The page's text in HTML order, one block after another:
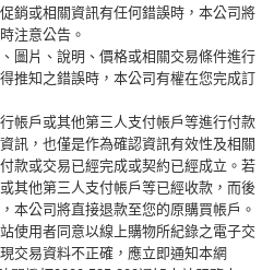
銷或相關資訊有任何錯誤時，本公司將
注意公告。
圖片、說明、價格或相關交易條件進行
推知之錯誤時，本公司有權在您完成訂
帳戶或其他第三人支付帳戶等進行付款
訊，也僅是作為確認資訊有效性及相關
款或交易已經完成或契約已經成立。若
其他第三人支付帳戶等已經收款，而後
本公司將直接退款至您的原購買帳戶。
使用者同意以線上購物所紀錄之電子交
交易資料不正確，應立即通知本網